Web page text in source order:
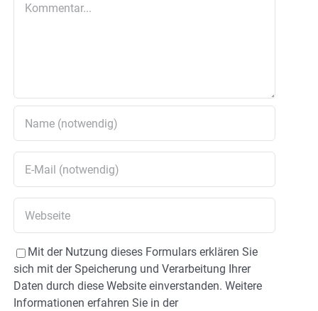
Mit der Nutzung dieses Formulars erklären Sie
sich mit der Speicherung und Verarbeitung Ihrer
Daten durch diese Website einverstanden. Weitere
Informationen erfahren Sie in der